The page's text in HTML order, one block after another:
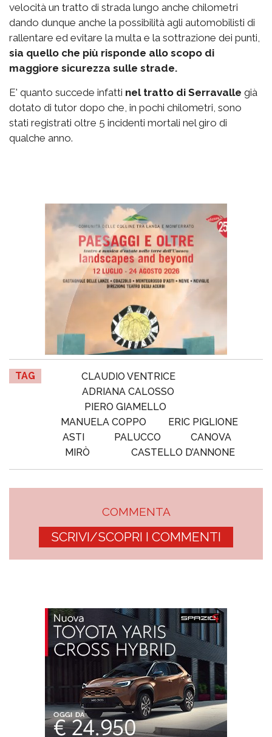
velocità un tratto di strada lungo anche chilometri
dando dunque anche la possibilità agli automobilisti di
rallentare ed evitare la multa e la sottrazione dei punti,
sia quello che più risponde allo scopo di
maggiore sicurezza sulle strade.
E' quanto succede infatti nel tratto di Serravalle già
dotato di tutor dopo che, in pochi chilometri, sono
stati registrati oltre 5 incidenti mortali nel giro di
qualche anno.
TAG
CLAUDIO VENTRICE
ADRIANA CALOSSO
PIERO GIAMELLO
MANUELA COPPO
ERIC PIGLIONE
ASTI
PALUCCO
CANOVA
MIRÒ
CASTELLO D’ANNONE
COMMENTA
SCRIVI/SCOPRI I COMMENTI